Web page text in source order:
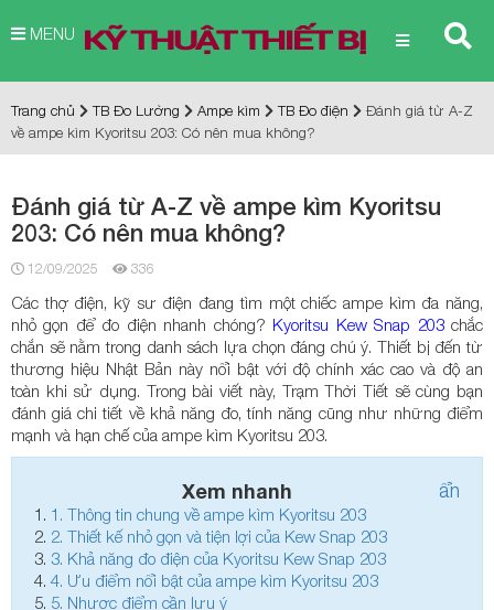
MENU
Trang chủ TB Đo Lường Ampe kìm TB Đo điện
Đánh giá từ A-Z
về ampe kìm Kyoritsu 203: Có nên mua không?
Đánh giá từ A-Z về ampe kìm Kyoritsu
203: Có nên mua không?
12/09/2025 336
Các thợ điện, kỹ sư điện đang tìm một chiếc ampe kìm đa năng,
nhỏ gọn để đo điện nhanh chóng? Kyoritsu Kew Snap 203chắc
chắn sẽ nằm trong danh sách lựa chọn đáng chú ý. Thiết bị đến từ
thương hiệu Nhật Bản này nổi bật với độ chính xác cao và độ an
toàn khi sử dụng. Trong bài viết này, Trạm Thời Tiết sẽ cùng bạn
đánh giá chi tiết về khả năng đo, tính năng cũng như những điểm
mạnh và hạn chế của ampe kìm Kyoritsu 203.
Xem nhanh ẩn
1. Thông tin chung về ampe kìm Kyoritsu 203
2. Thiết kế nhỏ gọn và tiện lợi của Kew Snap 203
3. Khả năng đo điện của Kyoritsu Kew Snap 203
4. Ưu điểm nổi bật của ampe kìm Kyoritsu 203
5. Nhược điểm cần lưu ý